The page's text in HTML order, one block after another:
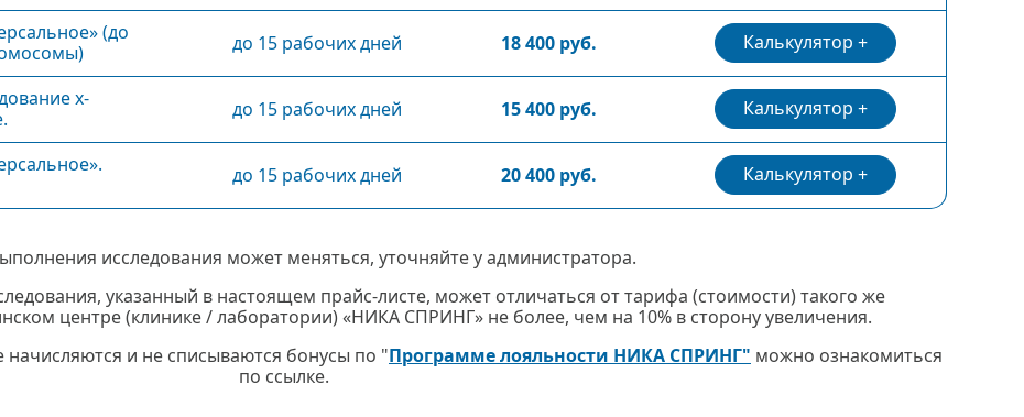
(до
до 15 рабочих дней 18 400 руб. Калькулятор
х-
до 15 рабочих дней 15 400 руб. Калькулятор
до 15 рабочих дней 20 400 руб. Калькулятор
исследования может меняться, уточняйте у администратора.
указанный в настоящем прайс-листе, может отличаться от тарифа (стоимости) такого же
центре (клинике / лаборатории) «НИКА СПРИНГ» не более, чем на 10% в сторону увеличения.
начисляются и не списываются бонусы по "Программе лояльности НИКА СПРИНГ" можно ознакомиться
по ссылке.